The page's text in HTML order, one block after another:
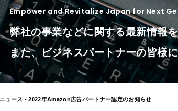
Empower and Revitalize Japan for Next
弊社の事業などに関する最新情報
また、ビジネスパートナーの皆様
ニュース - 2022年Amazon広告パートナー認定のお知らせ